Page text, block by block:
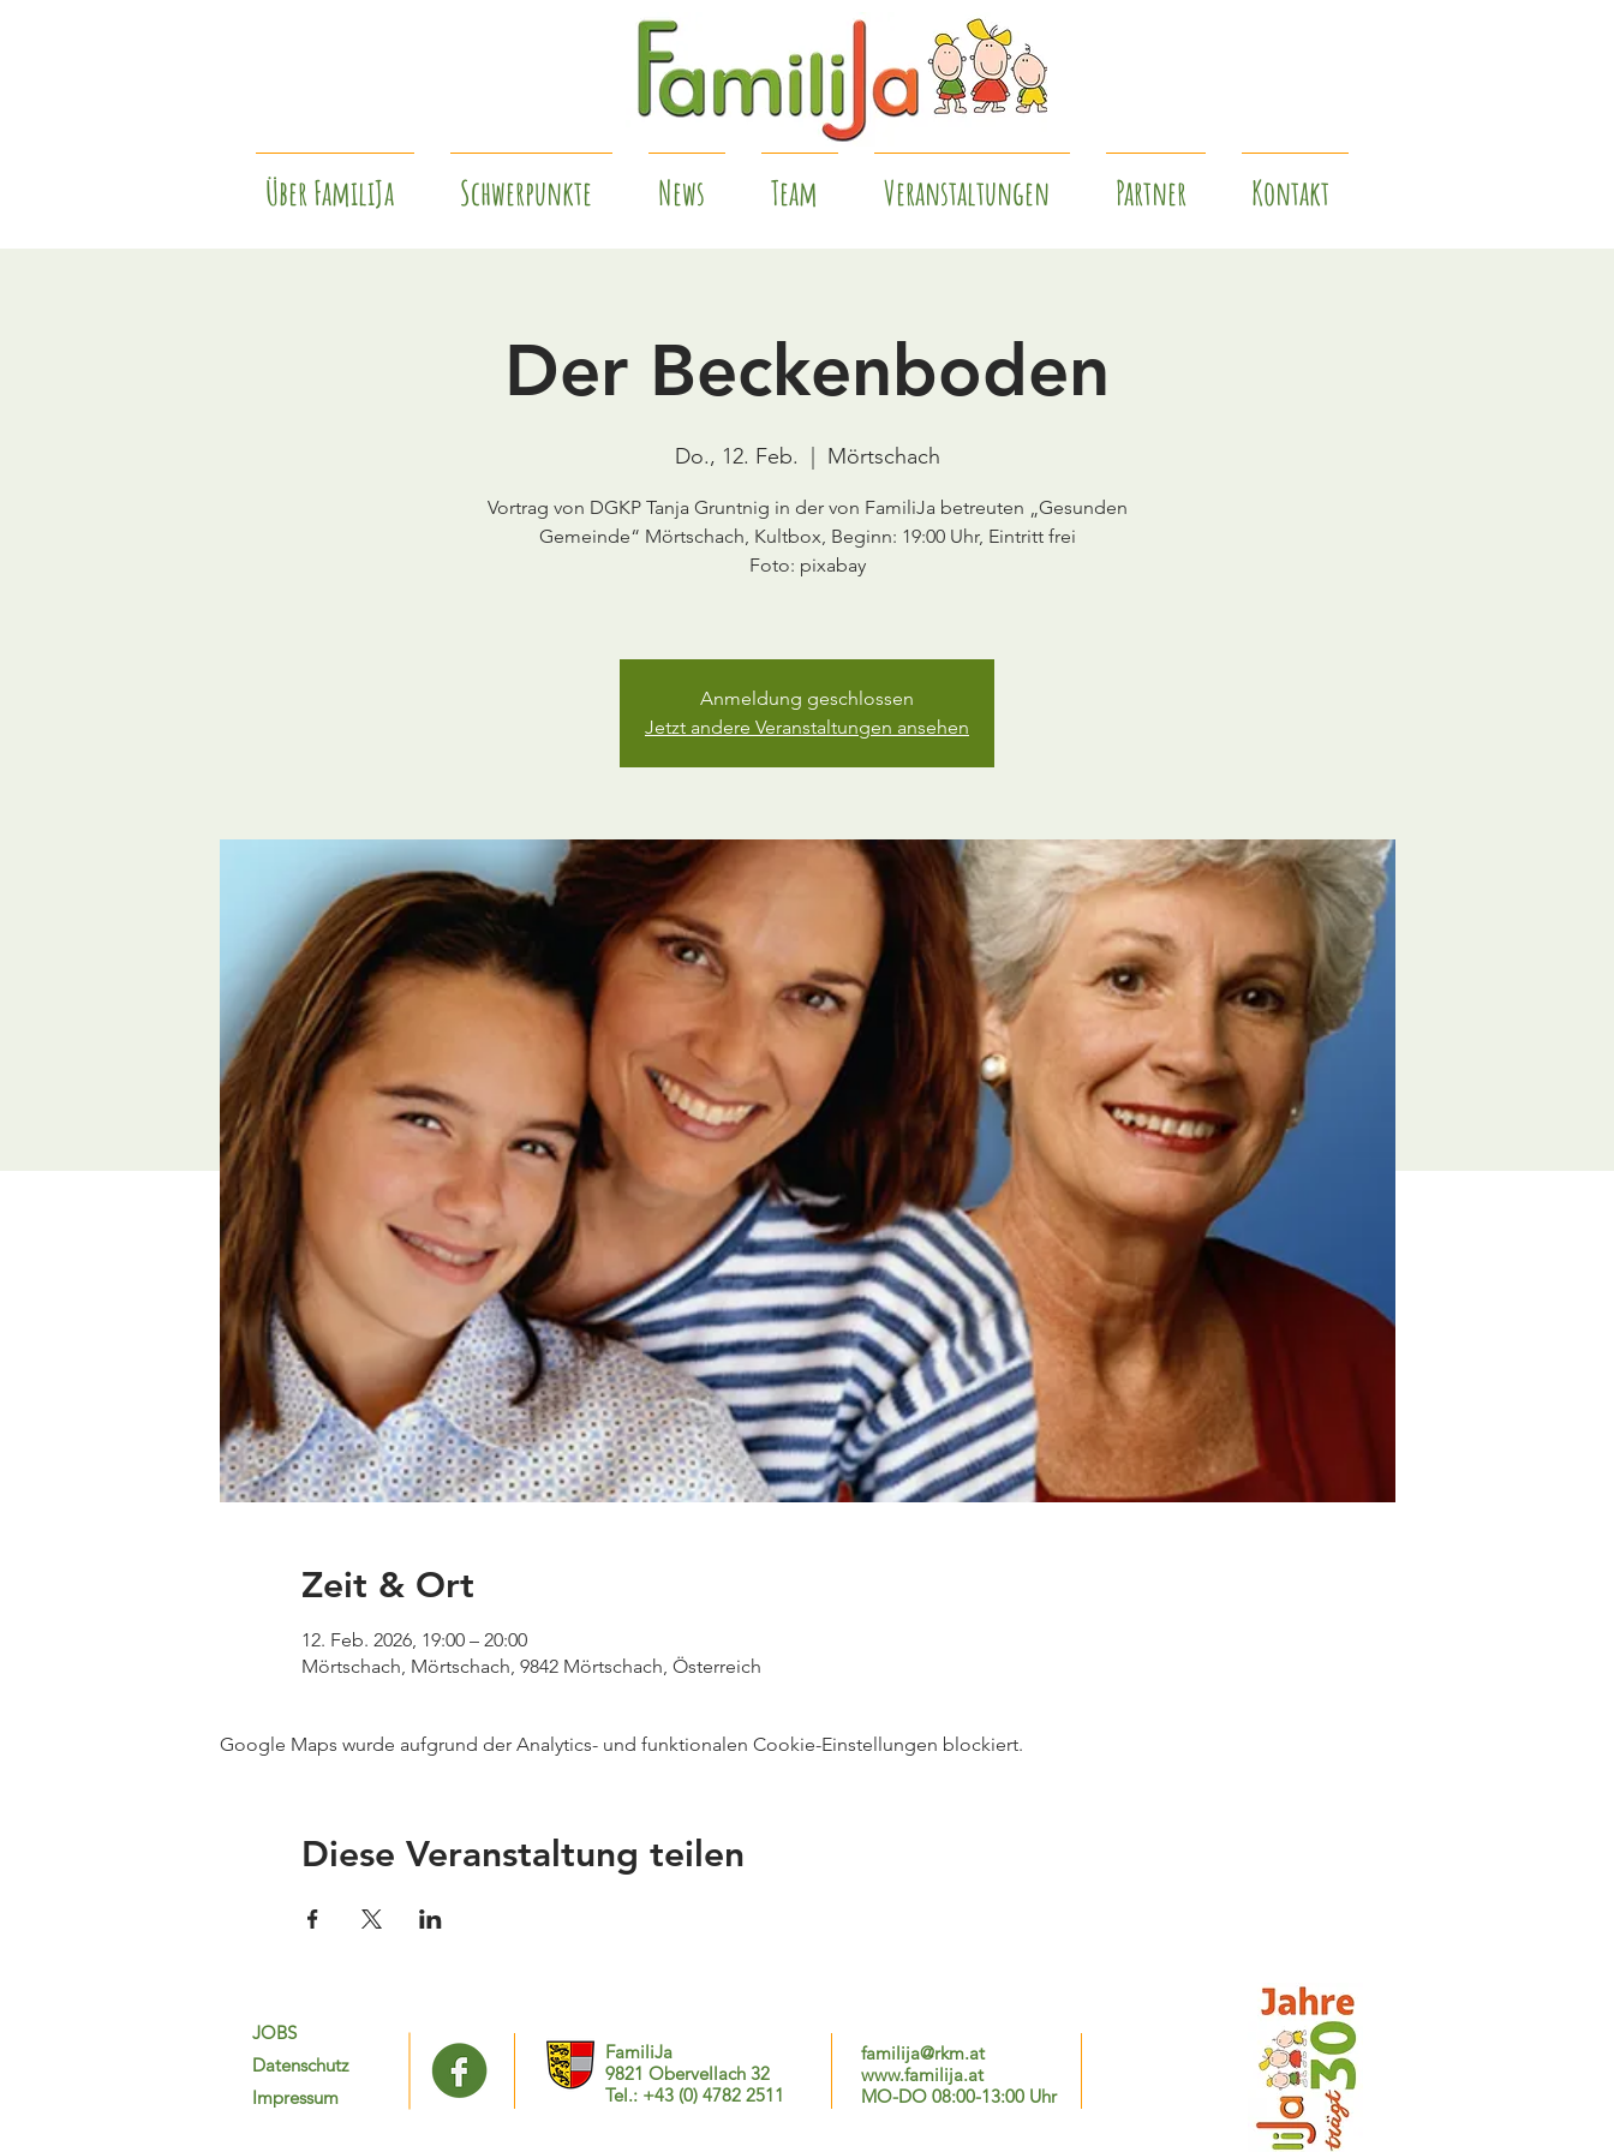
Über FamiliJa Schwerpunkte News Team Veranstaltungen Partner Kontakt
Der Beckenboden
Do., 12. Feb. Mörtschach
Vortrag von DGKP Tanja Gruntnig in der von FamiliJa betreuten „Gesunden
Gemeinde“ Mörtschach, Kultbox, Beginn: 19:00 Uhr, Eintritt frei
Foto: pixabay
Anmeldung geschlossen
Jetzt andere Veranstaltungen ansehen
Zeit & Ort
12. Feb. 2026, 19:00 – 20:00
Mörtschach, Mörtschach, 9842 Mörtschach, Österreich
Google Maps wurde aufgrund der Analytics- und funktionalen Cookie-Einstellungen blockiert.
Diese Veranstaltung teilen
JOBS
Datenschutz
Impressum
FamiliJa
9821 Obervellach 32
Tel.: +43 (0) 4782 2511
familija@rkm.at
www.familija.at
MO-DO 08:00-13:00 Uhr